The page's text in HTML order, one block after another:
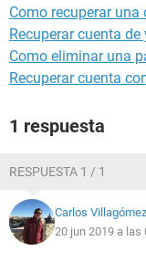
Como recuperar
Recuperar cuenta
Como eliminar una
Recuperar cuenta
1 respuesta
RESPUESTA 1 / 1
Carlos Villagómez
20 jun 2019 a las